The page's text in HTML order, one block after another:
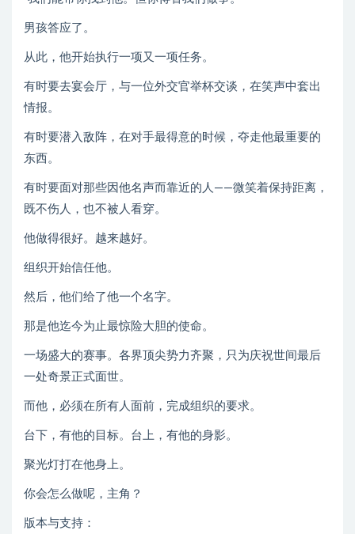
男孩答应了。
从此，他开始执行一项又一项任务。
有时要去宴会厅，与一位外交官举杯交谈，在笑声中套出
情报。
有时要潜入敌阵，在对手最得意的时候，夺走他最重要的
东西。
有时要面对那些因他名声而靠近的人——微笑着保持距离，
既不伤人，也不被人看穿。
他做得很好。越来越好。
组织开始信任他。
然后，他们给了他一个名字。
那是他迄今为止最惊险大胆的使命。
一场盛大的赛事。各界顶尖势力齐聚，只为庆祝世间最后
一处奇景正式面世。
而他，必须在所有人面前，完成组织的要求。
台下，有他的目标。台上，有他的身影。
聚光灯打在他身上。
你会怎么做呢，主角？
版本与支持：